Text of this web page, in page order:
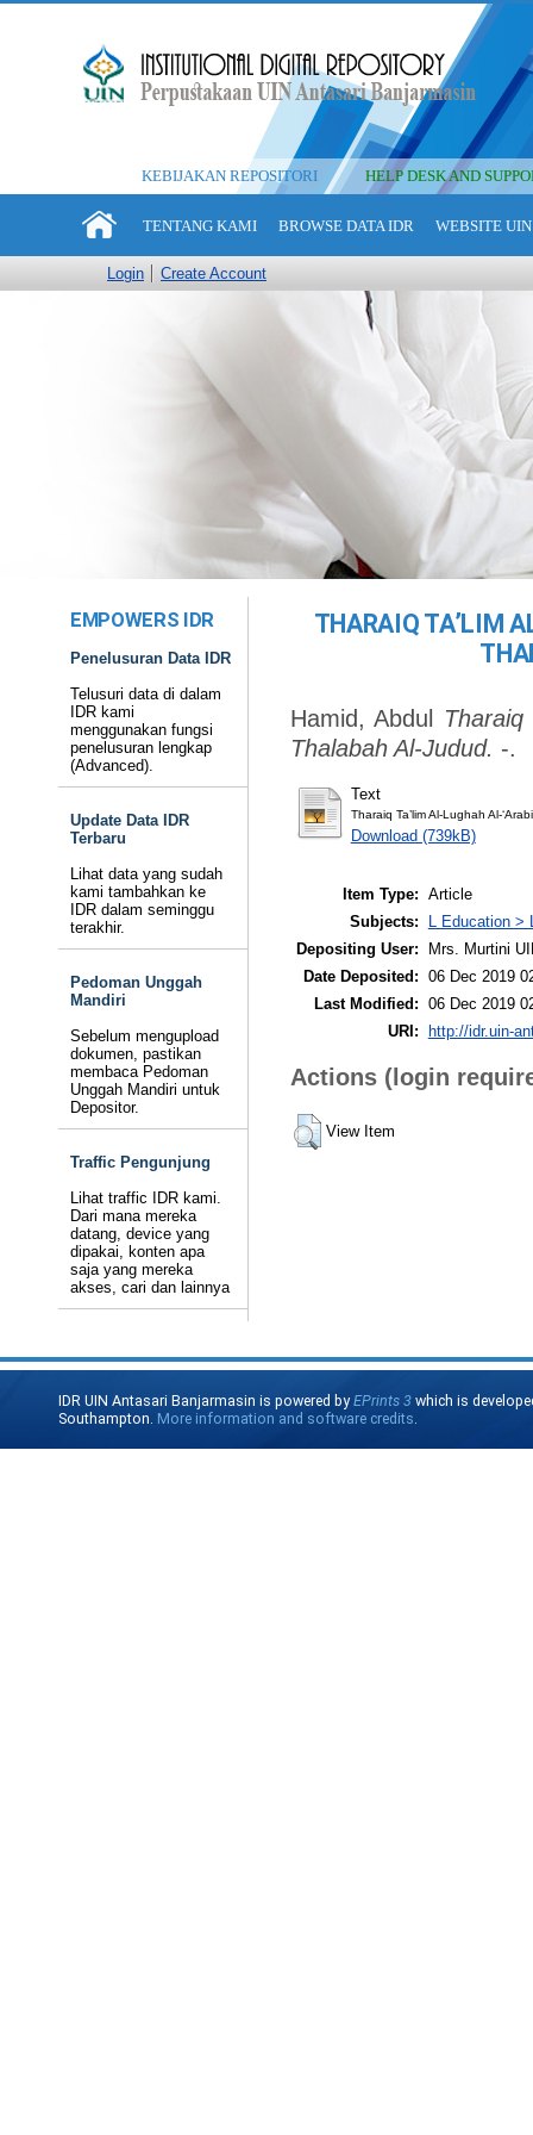
KEBIJAKAN REPOSITORI HELP DESK AND
TENTANG KAMI BROWSE DATA IDR WEBSITE
Login Create Account
EMPOWERS IDR
Penelusuran Data IDR
Telusuri data di dalam
IDR kami
menggunakan fungsi
penelusuran lengkap
(Advanced).
Update Data IDR
Terbaru
Lihat data yang sudah
kami tambahkan ke
IDR dalam seminggu
terakhir.
Pedoman Unggah
Mandiri
Sebelum mengupload
dokumen, pastikan
membaca Pedoman
Unggah Mandiri untuk
Depositor.
Traffic Pengunjung
Lihat traffic IDR kami.
Dari mana mereka
datang, device yang
dipakai, konten apa
saja yang mereka
akses, cari dan lainnya
THARAIQ TA’LIM
Hamid, Abdul
Tharaiq
Thalabah Al-Judud. -.
Text
Tharaiq Ta’lim Al-Lughah Al-
Download (739kB)
Item Type: Article
Subjects:
L Education
Depositing User:
Mrs. Murtini
Date Deposited: 06 Dec 2019
Last Modified: 06 Dec 2019
URI:
http://idr.uin-
Actions (login
View Item
IDR UIN Antasari Banjarmasin is powered byEPrints 3 which is
Southampton. More information and software credits.